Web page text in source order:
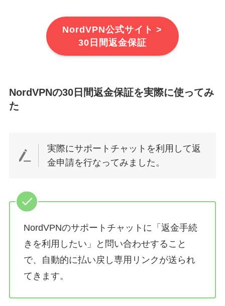
NordVPN公式サイト >
30日間返金保証
NordVPNの30日間返金保証を実際に使ってみ
た
実際にサポートチャットを利用して返
金申請を行なってみました。
NordVPNのサポートチャットに「返金手続
きを利用したい」と問い合わせすること
で、自動的に払い戻し専用リンクが送られ
てきます。